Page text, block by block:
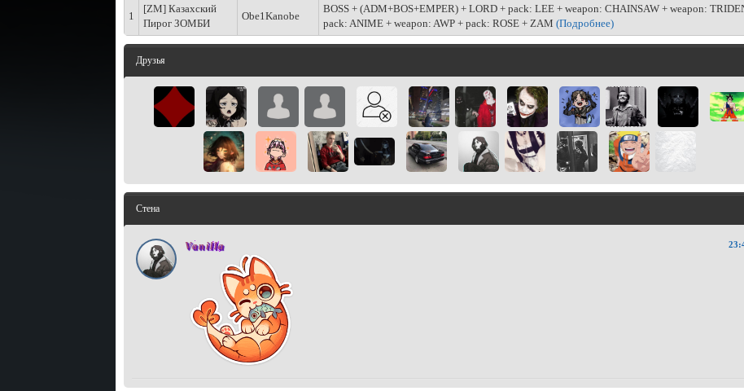
1
[ZM] Казахский
Пирог ЗОМБИ
Obe1Kanobe
BOSS + (ADM+BOS+EMPER) + LORD + pack: LEE + weapon: CHAINSAW + weapon:
pack: ANIME + weapon: AWP + pack: ROSE + ZAM (Подробнее)
Друзья
Стена
Vanilla